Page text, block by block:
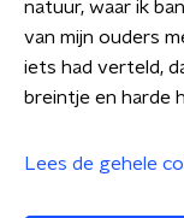
natuur, waar ik
van mijn ouders
iets had verteld,
breintje en harde
Lees de gehele